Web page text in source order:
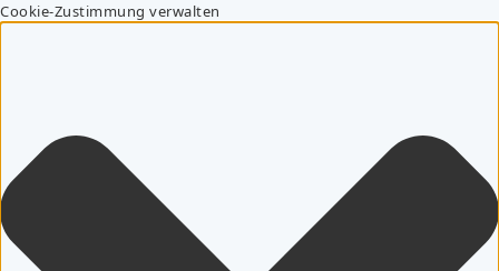
Cookie-Zustimmung verwalten